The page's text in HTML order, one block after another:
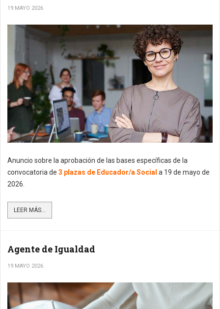
19 MAYO 2026
Anuncio sobre la aprobación de las bases específicas de la
convocatoria de 3 plazas de Educador/a Social a 19 de mayo de
2026.
LEER MÁS...
Agente de Igualdad
19 MAYO 2026